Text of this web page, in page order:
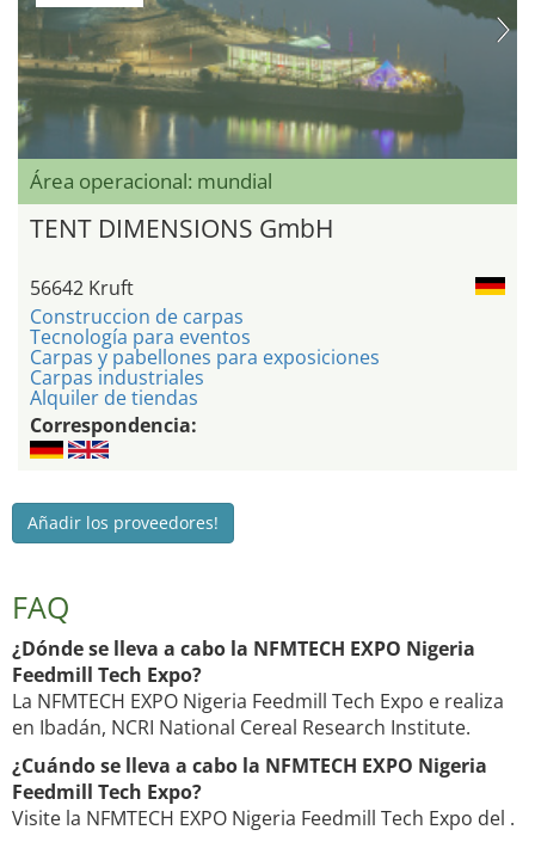
Área operacional: mundial
TENT DIMENSIONS GmbH
56642 Kruft
Construccion de carpas
Tecnología para eventos
Carpas y pabellones para exposiciones
Carpas industriales
Alquiler de tiendas
Correspondencia:
Añadir los proveedores!
FAQ
¿Dónde se lleva a cabo la NFMTECH EXPO Nigeria
Feedmill Tech Expo?
La NFMTECH EXPO Nigeria Feedmill Tech Expo e realiza
en Ibadán, NCRI National Cereal Research Institute.
¿Cuándo se lleva a cabo la NFMTECH EXPO Nigeria
Feedmill Tech Expo?
Visite la NFMTECH EXPO Nigeria Feedmill Tech Expo del .